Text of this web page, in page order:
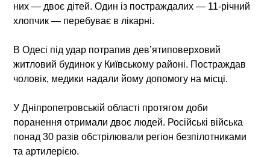
них — двоє дітей. Один із постраждалих — 11-річний
хлопчик — перебуває в лікарні.
В Одесі під удар потрапив дев’ятиповерховий
житловий будинок у Київському районі. Постраждав
чоловік, медики надали йому допомогу на місці.
У Дніпропетровській області протягом доби
поранення отримали двоє людей. Російські війська
понад 30 разів обстрілювали регіон безпілотниками
та артилерією.